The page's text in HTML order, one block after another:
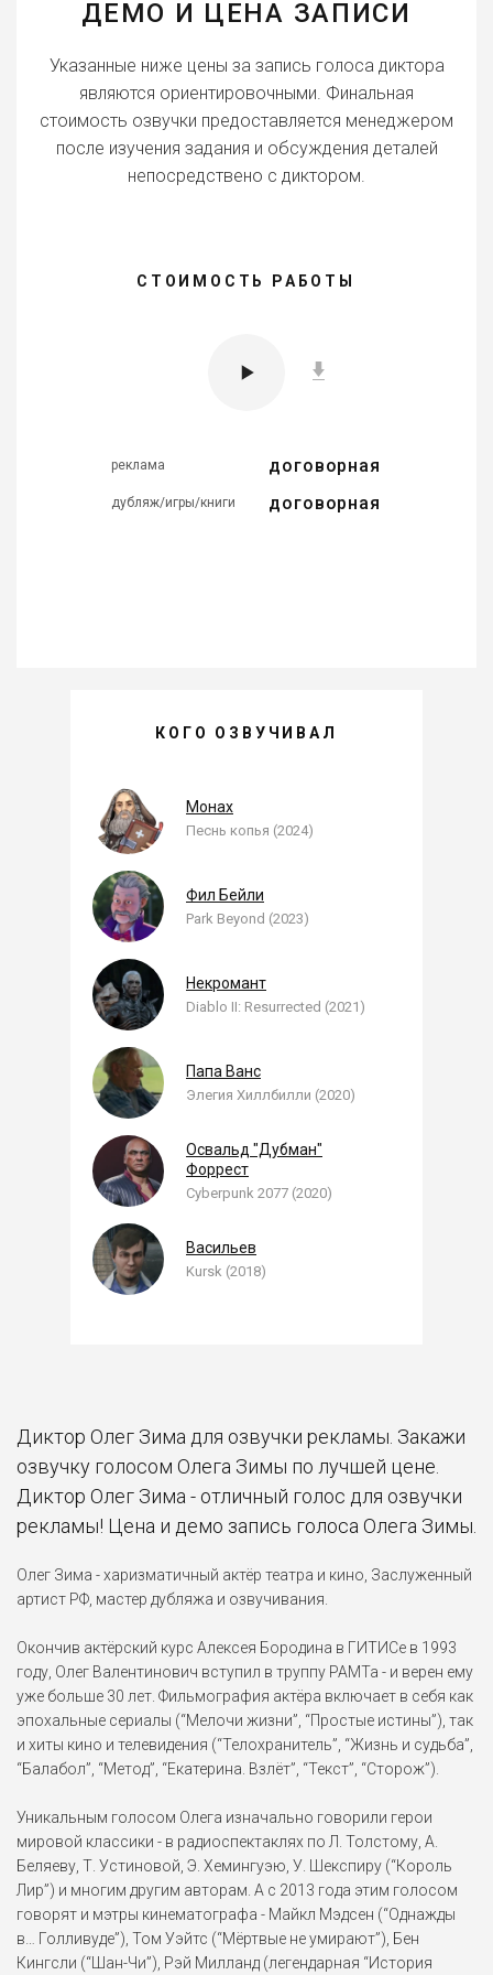
ДЕМО И ЦЕНА ЗАПИСИ
Указанные ниже цены за запись голоса диктора
являются ориентировочными. Финальная
стоимость озвучки предоставляется менеджером
после изучения задания и обсуждения деталей
непосредствено с диктором.
СТОИМОСТЬ РАБОТЫ
реклама договорная
дубляж/игры/книги договорная
ОЛЕГ ЗИМА —
КОГО ОЗВУЧИВАЛ
Монах
Песнь копья (2024)
Фил Бейли
Park Beyond (2023)
Некромант
Diablo II: Resurrected (2021)
Папа Ванс
Элегия Хиллбилли (2020)
Освальд "Дубман"
Форрест
Cyberpunk 2077 (2020)
Васильев
Kursk (2018)
Диктор Олег Зима для озвучки рекламы. Закажи
озвучку голосом Олега Зимы по лучшей цене.
Диктор Олег Зима - отличный голос для озвучки
рекламы! Цена и демо запись голоса Олега Зимы.
Олег Зима - харизматичный актёр театра и кино, Заслуженный
артист РФ, мастер дубляжа и озвучивания.
Окончив актёрский курс Алексея Бородина в ГИТИСе в 1993
году, Олег Валентинович вступил в труппу РАМТа - и верен ему
уже больше 30 лет. Фильмография актёра включает в себя как
эпохальные сериалы (“Мелочи жизни”, “Простые истины”), так
и хиты кино и телевидения (“Телохранитель”, “Жизнь и судьба”,
“Балабол”, “Метод”, “Екатерина. Взлёт”, “Текст”, “Сторож”).
Уникальным голосом Олега изначально говорили герои
мировой классики - в радиоспектаклях по Л. Толстому, А.
Беляеву, Т. Устиновой, Э. Хемингуэю, У. Шекспиру (“Король
Лир”) и многим другим авторам. А с 2013 года этим голосом
говорят и мэтры кинематографа - Майкл Мэдсен (“Однажды
в… Голливуде”), Том Уэйтс (“Мёртвые не умирают”), Бен
Кингсли (“Шан-Чи”), Рэй Милланд (легендарная “История